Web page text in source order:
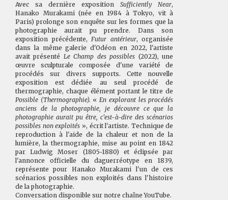
Avec sa dernière exposition Sufficiently Near,
Hanako Murakami (née en 1984 à Tokyo, vit à
Paris) prolonge son enquête sur les formes que la
photographie aurait pu prendre. Dans son
exposition précédente,Futur antérieur, organisée
dans la même galerie d'Odéon en 2022, l'artiste
avait présenté Le Champ des possibles (2022), une
œuvre sculpturale composée d'une variété de
procédés sur divers supports. Cette nouvelle
exposition est dédiée au seul procédé de
thermographie, chaque élément portant le titre de
Possible (Thermographie). «En explorant les procédés
anciens de la photographie, je découvre ce que la
photographie aurait pu être, c'est-à-dire des scénarios
possibles non exploités », écrit l'artiste. Technique de
reproduction à l'aide de la chaleur et non de la
lumière, la thermographie, mise au point en 1842
par Ludwig Moser (1805-1880) et éclipsée par
l'annonce officielle du daguerréotype en 1839,
représente pour Hanako Murakami l'un de ces
scénarios possibles non exploités dans l'histoire
de la photographie.
Conversation disponible sur notre chaîne YouTube.